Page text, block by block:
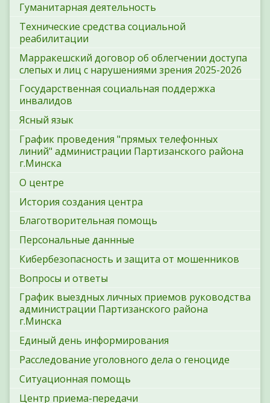
Гуманитарная деятельность
Технические средства социальной
реабилитации
Марракешский договор об облегчении доступа
слепых и лиц с нарушениями зрения 2025-2026
Государственная социальная поддержка
инвалидов
Ясный язык
График проведения "прямых телефонных
линий" администрации Партизанского района
г.Минска
О центре
История создания центра
Благотворительная помощь
Персональные даннные
Кибербезопасность и защита от мошенников
Вопросы и ответы
График выездных личных приемов руководства
администрации Партизанского района
г.Минска
Единый день информирования
Расследование уголовного дела о геноциде
Ситуационная помощь
Центр приема-передачи